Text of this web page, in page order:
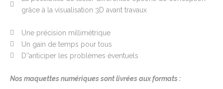
grâce à la visualisation 3D avant travaux
Une précision millimétrique
Un gain de temps pour tous
D'’anticiper les problèmes éventuels
Nos maquettes numériques sont livrées aux formats :